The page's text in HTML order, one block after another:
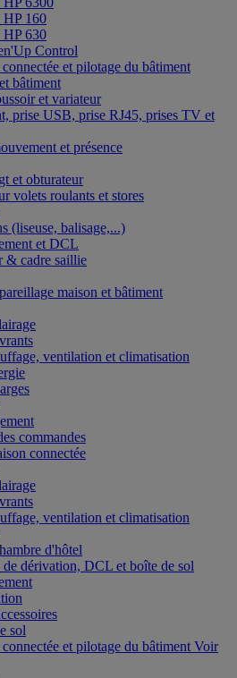
160
630
Control
et pilotage du bâtiment
bâtiment
et variateur
prise USB, prise RJ45, prises TV et
et présence
et obturateur
volets roulants et stores
(liseuse, balisage,...)
et DCL
& cadre saillie
maison et bâtiment
ventilation et climatisation
commandes
connectée
ventilation et climatisation
d'hôtel
dérivation, DCL et boîte de sol
sol
et pilotage du bâtiment Voir